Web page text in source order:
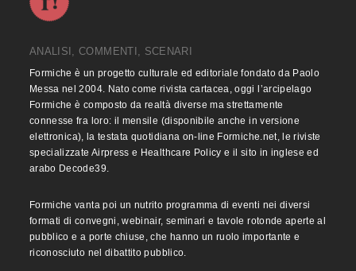
ANALISI, COMMENTI, SCENARI
Formiche è un progetto culturale ed editoriale fondato da Paolo
Messa nel 2004. Nato come rivista cartacea, oggi l’arcipelago
Formiche è composto da realtà diverse ma strettamente
connesse fra loro: il mensile (disponibile anche in versione
elettronica), la testata quotidiana on-line Formiche.net, le riviste
specializzate Airpress e Healthcare Policy e il sito in inglese ed
arabo Decode39.
Formiche vanta poi un nutrito programma di eventi nei diversi
formati di convegni, webinair, seminari e tavole rotonde aperte al
pubblico e a porte chiuse, che hanno un ruolo importante e
riconosciuto nel dibattito pubblico.